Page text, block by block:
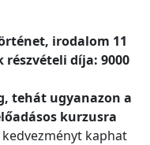
irodalom 11
részvételi díja: 9000
tehát ugyanazon a
kurzusra
kedvezményt kaphat